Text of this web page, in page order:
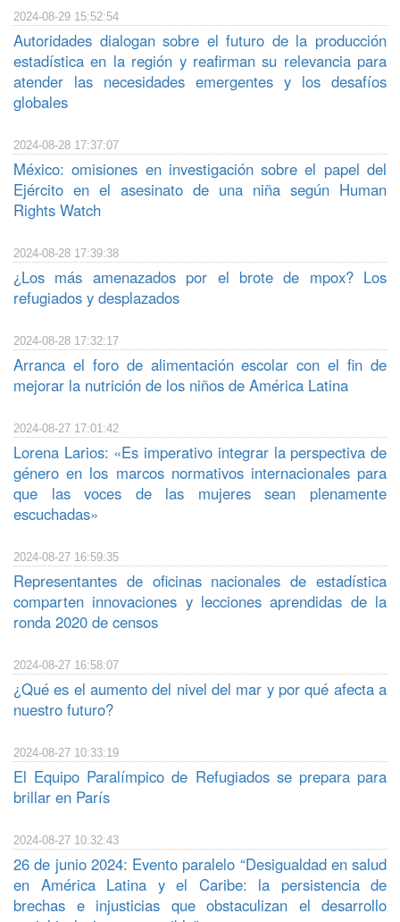
2024-08-29 15:52:54
Autoridades dialogan sobre el futuro de la producción
estadística en la región y reafirman su relevancia para
atender las necesidades emergentes y los desafíos
globales
2024-08-28 17:37:07
México: omisiones en investigación sobre el papel del
Ejército en el asesinato de una niña según Human
Rights Watch
2024-08-28 17:39:38
¿Los más amenazados por el brote de mpox? Los
refugiados y desplazados
2024-08-28 17:32:17
Arranca el foro de alimentación escolar con el fin de
mejorar la nutrición de los niños de América Latina
2024-08-27 17:01:42
Lorena Larios: «Es imperativo integrar la perspectiva de
género en los marcos normativos internacionales para
que las voces de las mujeres sean plenamente
escuchadas»
2024-08-27 16:59:35
Representantes de oficinas nacionales de estadística
comparten innovaciones y lecciones aprendidas de la
ronda 2020 de censos
2024-08-27 16:58:07
¿Qué es el aumento del nivel del mar y por qué afecta a
nuestro futuro?
2024-08-27 10:33:19
El Equipo Paralímpico de Refugiados se prepara para
brillar en París
2024-08-27 10:32:43
26 de junio 2024: Evento paralelo “Desigualdad en salud
en América Latina y el Caribe: la persistencia de
brechas e injusticias que obstaculizan el desarrollo